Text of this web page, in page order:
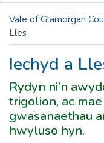
Vale of Glamorgan
Lles
Iechyd a
Rydyn ni’n
trigolion, ac
gwasanaethau
hwyluso hyn.